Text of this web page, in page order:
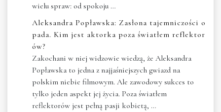
wielu spraw: od spokoju …
Aleksandra Popławska: Zasłona tajemniczości o
pada. Kim jest aktorka poza światłem reflektor
ów?
Zakochani w niej widzowie wiedzą, że Aleksandra
Popławska to jedna z najjaśniejszych gwiazd na
polskim niebie filmowym. Ale zawodowy sukces to
tylko jeden aspekt jej życia. Poza światłem
reflektorów jest pełną pasji kobietą, …